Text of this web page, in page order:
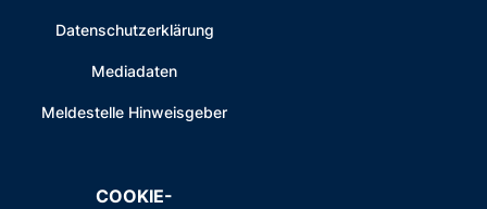
Datenschutzerklärung
Mediadaten
Meldestelle Hinweisgeber
COOKIE-